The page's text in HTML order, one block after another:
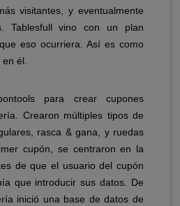
visitantes, y eventualmente
Tablesfull vino con un plan
eso ocurriera. Así es como
él.
para crear cupones
Crearon múltiples tipos de
rasca & gana, y ruedas
cupón, se centraron en la
de que el usuario del cupón
que introducir sus datos. De
inició una base de datos de